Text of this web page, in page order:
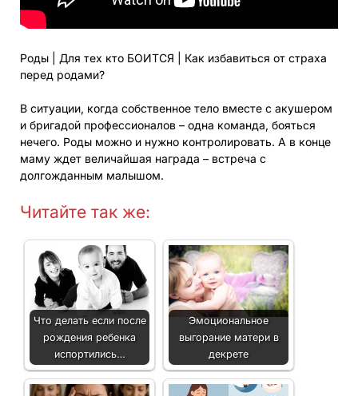
Роды | Для тех кто БОИТСЯ | Как избавиться от страха
перед родами?
В ситуации, когда собственное тело вместе с акушером
и бригадой профессионалов – одна команда, бояться
нечего. Роды можно и нужно контролировать. А в конце
маму ждет величайшая награда – встреча с
долгожданным малышом.
Читайте так же:
Что делать если после
рождения ребенка
испортились…
Эмоциональное
выгорание матери в
декрете